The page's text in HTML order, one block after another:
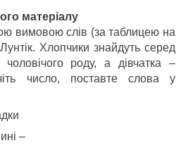
матеріалу
вимовою слів (за таблицею на
Хлопчики знайдуть серед
роду, а дівчатка –
число, поставте слова у
–